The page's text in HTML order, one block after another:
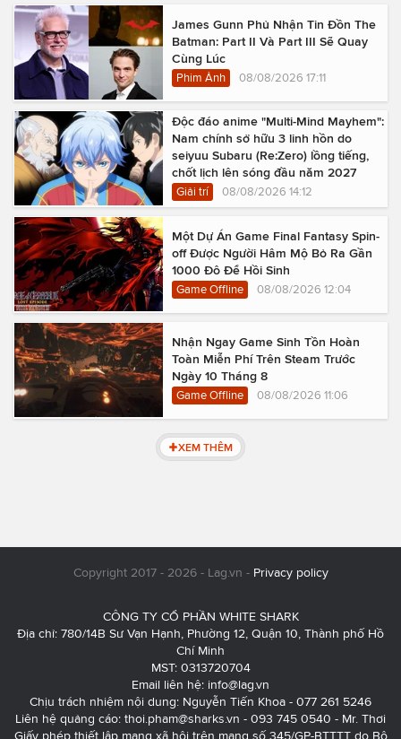
James Gunn Phủ Nhận Tin Đồn The
Batman: Part II Và Part III Sẽ Quay
Cùng Lúc
Phim Ảnh 08/08/2026 17:11
Độc đáo anime "Multi-Mind Mayhem":
Nam chính sở hữu 3 linh hồn do
seiyuu Subaru (Re:Zero) lồng tiếng,
chốt lịch lên sóng đầu năm 2027
Giải trí 08/08/2026 14:12
Một Dự Án Game Final Fantasy Spin-
off Được Người Hâm Mộ Bỏ Ra Gần
1000 Đô Để Hồi Sinh
Game Offline 08/08/2026 12:04
Nhận Ngay Game Sinh Tồn Hoàn
Toàn Miễn Phí Trên Steam Trước
Ngày 10 Tháng 8
Game Offline 08/08/2026 11:06
XEM THÊM
Copyright 2017 - 2026 - Lag.vn - Privacy policy
CÔNG TY CỔ PHẦN WHITE SHARK
Địa chỉ: 780/14B Sư Vạn Hạnh, Phường 12, Quận 10, Thành phố Hồ
Chí Minh
MST: 0313720704
Email liên hệ: info@lag.vn
Chịu trách nhiệm nội dung: Nguyễn Tiến Khoa - 077 261 5246
Liên hệ quảng cáo: thoi.pham@sharks.vn - 093 745 0540 - Mr. Thơi
Giấy phép thiết lập mạng xã hội trên mạng số 345/GP-BTTTT do Bộ